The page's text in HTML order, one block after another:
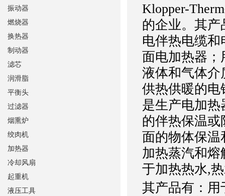
Klopper-
的企业。其
电伴热电缆
面电加热器；
液体和气体介
供热供暖的电
是生产电加
的伴热保温
面的物体保温
加热蒸汽和
于加热热水,
其产品有：用
振动器
燃烧器
换热器
制动器
滤芯
润滑脂
平衡头
过滤器
烟熏炉
绞肉机
加热器
冷却风扇
起重机
液压工具